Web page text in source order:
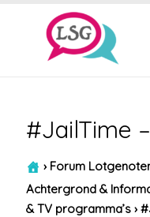
#JailTime
› Forum
Achtergrond &
& TV programma’s ›